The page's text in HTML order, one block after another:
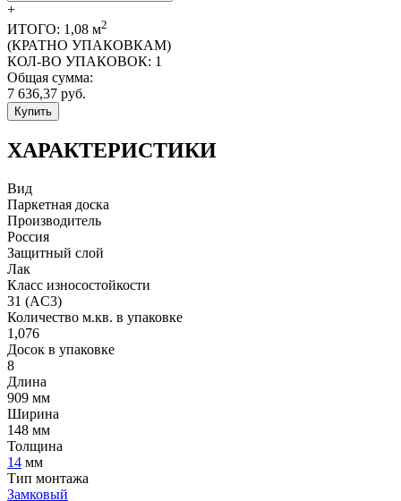
+
ИТОГО: 1,08 м2
(КРАТНО УПАКОВКАМ)
КОЛ-ВО УПАКОВОК: 1
Общая сумма:
7 636,37 руб.
Купить
ХАРАКТЕРИСТИКИ
Вид
Паркетная доска
Производитель
Россия
Защитный слой
Лак
Класс износостойкости
31 (AC3)
Количество м.кв. в упаковке
1,076
Досок в упаковке
8
Длина
909 мм
Ширина
148 мм
Толщина
14 мм
Тип монтажа
Замковый